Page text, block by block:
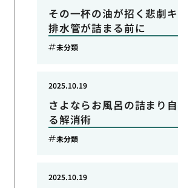
その一杯の油が招く悲劇
排水管が詰まる前に
未分類
さよならお風呂の詰まり
る解消術
2025.10.19
未分類
2025.10.19